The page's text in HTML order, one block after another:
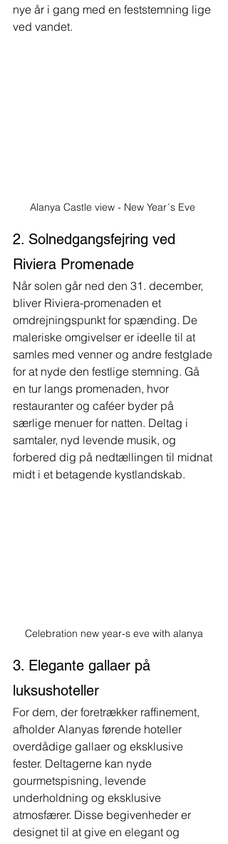
nye år i gang med en feststemning lige
ved vandet.
Alanya Castle view - New Year´s Eve
2. Solnedgangsfejring ved
Riviera Promenade
Når solen går ned den 31. december,
bliver Riviera-promenaden et
omdrejningspunkt for spænding. De
maleriske omgivelser er ideelle til at
samles med venner og andre festglade
for at nyde den festlige stemning. Gå
en tur langs promenaden, hvor
restauranter og caféer byder på
særlige menuer for natten. Deltag i
samtaler, nyd levende musik, og
forbered dig på nedtællingen til midnat
midt i et betagende kystlandskab.
Celebration new year-s eve with alanya
3. Elegante gallaer på
luksushoteller
For dem, der foretrækker raffinement,
afholder Alanyas førende hoteller
overdådige gallaer og eksklusive
fester. Deltagerne kan nyde
gourmetspisning, levende
underholdning og eksklusive
atmosfærer. Disse begivenheder er
designet til at give en elegant og